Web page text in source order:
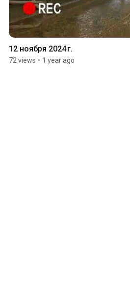
12 ноября 2024 г.
72 views • 1 year ago